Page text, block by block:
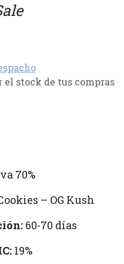
el stock de tus compras
70%
– OG Kush
60-70 días
19%